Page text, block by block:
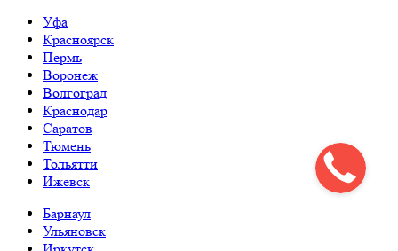
Уфа
Красноярск
Пермь
Воронеж
Волгоград
Краснодар
Саратов
Тюмень
Тольятти
Ижевск
Барнаул
Ульяновск